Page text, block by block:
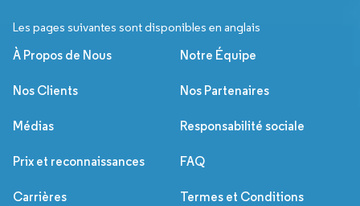
Les pages suivantes sont disponibles en anglais
À Propos de Nous Notre Équipe
Nos Clients Nos Partenaires
Médias Responsabilité sociale
Prix et reconnaissances FAQ
Carrières Termes et Conditions